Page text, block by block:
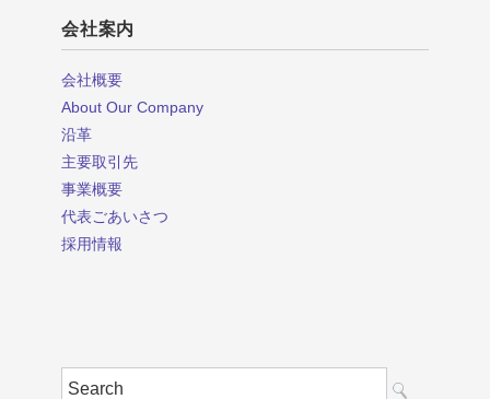
会社案内
会社概要
About Our Company
沿革
主要取引先
事業概要
代表ごあいさつ
採用情報